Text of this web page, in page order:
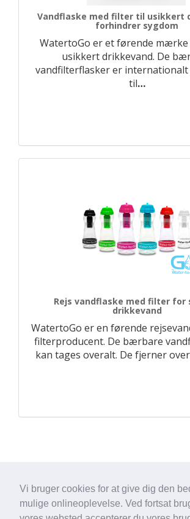
Vi bruger cookies for at give dig den
mulige onlineoplevelse. Ved fortsat
Vandflaske med filter til usikkert
forhindrer sygdom
WatertoGo er et førende
usikkert drikkevand. De
vandfilterflasker er
til…
Rejs vandflaske med filter for
drikkevand
WatertoGo er en førende
filterproducent. De bærbare
kan tages overalt. De fjerner